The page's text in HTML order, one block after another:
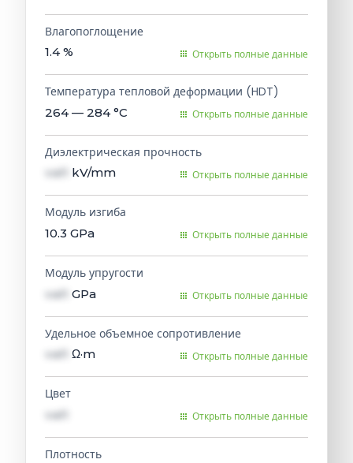
Влагопоглощение
1.4 % Открыть полные данные
Температура тепловой деформации (HDT)
264 — 284 °C Открыть полные данные
Диэлектрическая прочность
val1 kV/mm Открыть полные данные
Модуль изгиба
10.3 GPa Открыть полные данные
Модуль упругости
val1 GPa Открыть полные данные
Удельное объемное сопротивление
val1 Ω·m Открыть полные данные
Цвет
val1 Открыть полные данные
Плотность